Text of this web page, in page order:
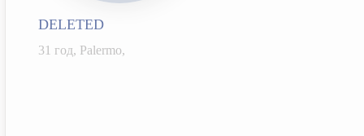
DELETED
31 год, Palermo,